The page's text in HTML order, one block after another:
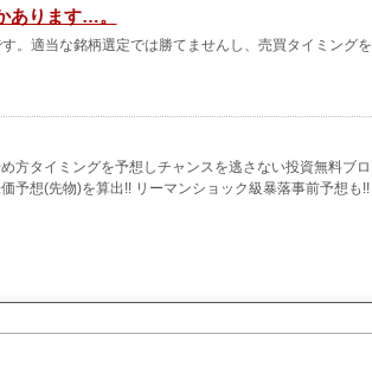
あります…。
。適当な銘柄選定では勝てませんし、売買タイミングを
方タイミングを予想しチャンスを逃さない投資無料ブロ
予想(先物)を算出!! リーマンショック級暴落事前予想も!!